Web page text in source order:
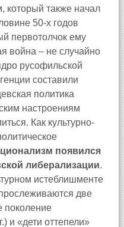
который также начал
50-х годов
первотолчок ему
война – не случайно
русофильской
составили
политика
настроениям
Как культурно-
появился
либерализации.
истеблишменте
две
поколение
и «дети оттепели»